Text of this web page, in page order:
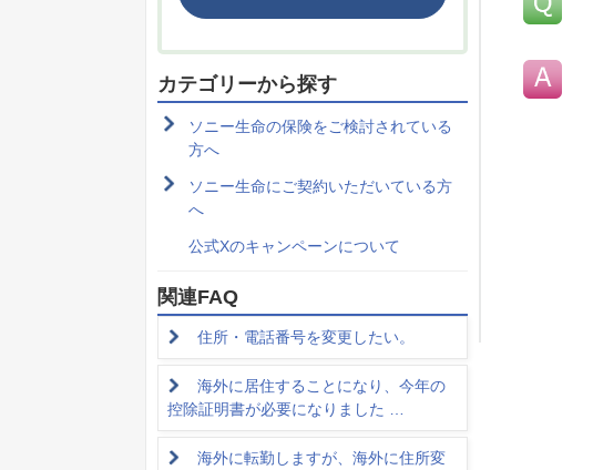
カテゴリーから探す
ソニー生命の保険をご検討されている
方へ
ソニー生命にご契約いただいている方
へ
公式Xのキャンペーンについて
関連FAQ
住所・電話番号を変更したい。
海外に居住することになり、今年の
控除証明書が必要になりました …
海外に転勤しますが、海外に住所変